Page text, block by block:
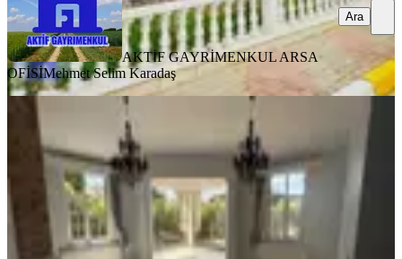
AKTİF GAYRİMENKUL ARSA
OFİSİMehmet Selim Karadaş
Ara
Turyap Hürriyet Ten Erguvan
Villarında 5+1 Kiralık Villa
Tekirdağ, Çorlu
5+1
400 m²· 09.03.2026
75.000 ₺